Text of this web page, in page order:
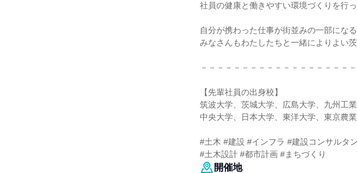
社員の健康と働きやすい環境づくりを行っ
自分が携わった仕事が街並みの一部にな
みなさんもわたしたちと一緒によりよい
－－－－－－－－－－－－－－－－－－－
【先輩社員の出身校】
筑波大学、茨城大学、広島大学、九州工業
中央大学、日本大学、東洋大学、東京農
#土木 #建設 #インフラ #建設コンサルタ
#土木設計 #都市計画 #まちづくり
開催地